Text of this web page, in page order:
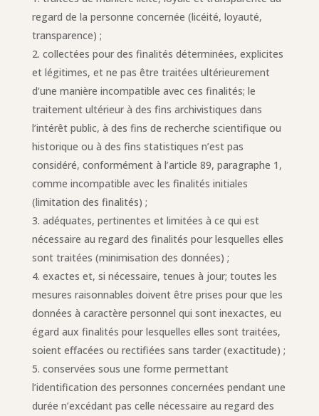
regard de la personne concernée (licéité, loyauté,
transparence) ;
collectées pour des finalités déterminées, explicites
et légitimes, et ne pas être traitées ultérieurement
d’une manière incompatible avec ces finalités; le
traitement ultérieur à des fins archivistiques dans
l’intérêt public, à des fins de recherche scientifique ou
historique ou à des fins statistiques n’est pas
considéré, conformément à l’article 89, paragraphe 1,
comme incompatible avec les finalités initiales
(limitation des finalités) ;
adéquates, pertinentes et limitées à ce qui est
nécessaire au regard des finalités pour lesquelles elles
sont traitées (minimisation des données) ;
exactes et, si nécessaire, tenues à jour; toutes les
mesures raisonnables doivent être prises pour que les
données à caractère personnel qui sont inexactes, eu
égard aux finalités pour lesquelles elles sont traitées,
soient effacées ou rectifiées sans tarder (exactitude) ;
conservées sous une forme permettant
l’identification des personnes concernées pendant une
durée n’excédant pas celle nécessaire au regard des